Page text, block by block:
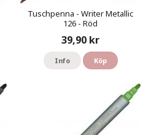
Tuschpenna - Writer Metallic
126 - Röd
39,90 kr
Info Köp